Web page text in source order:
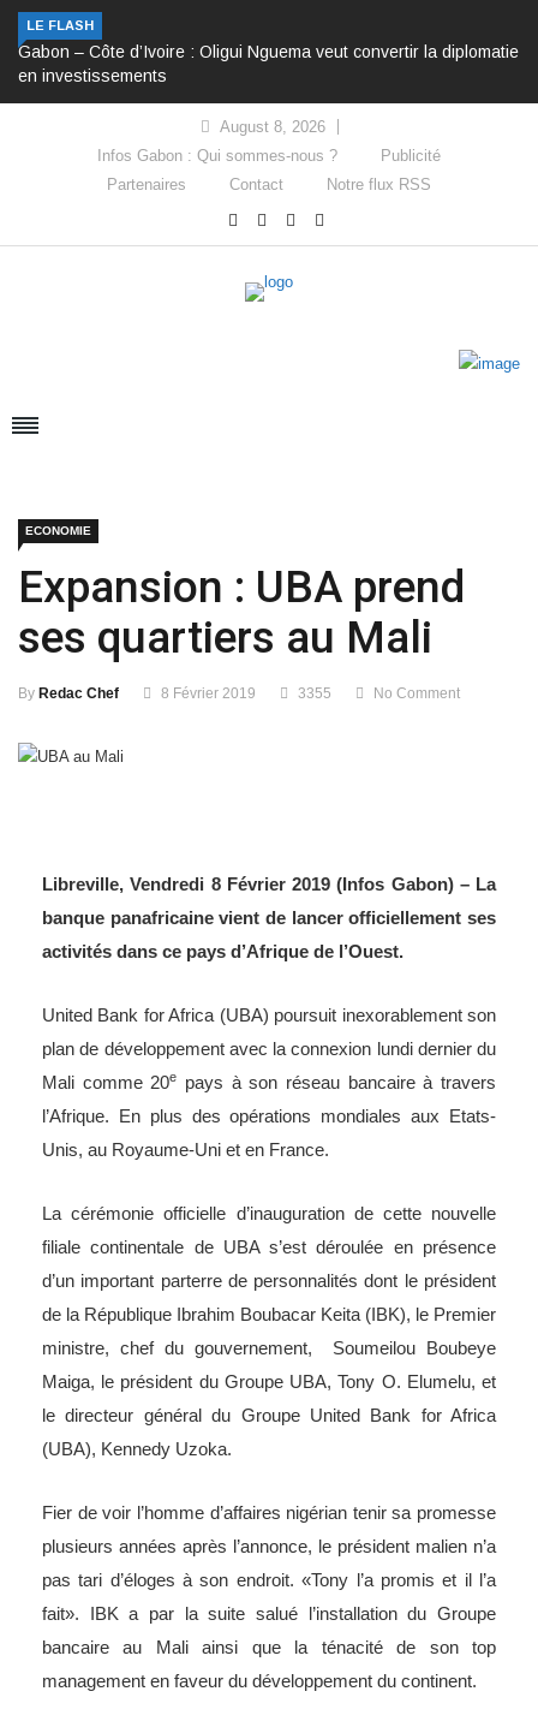
LE FLASH
Gabon – Côte d’Ivoire : Oligui Nguema veut convertir la diplomatie
en investissements
August 8, 2026
Infos Gabon : Qui sommes-nous ?
Publicité
Partenaires
Contact Notre flux RSS
ECONOMIE
Expansion : UBA prend
ses quartiers au Mali
By Redac Chef 8 Février 2019 3355 No Comment
Libreville, Vendredi 8 Février 2019 (Infos Gabon) – La
banque panafricaine vient de lancer officiellement ses
activités dans ce pays d’Afrique de l’Ouest.
United Bank for Africa (UBA) poursuit inexorablement son
plan de développement avec la connexion lundi dernier du
Mali comme 20e
pays à son réseau bancaire à travers
l’Afrique. En plus des opérations mondiales aux Etats-
Unis, au Royaume-Uni et en France.
La cérémonie officielle d’inauguration de cette nouvelle
filiale continentale de UBA s’est déroulée en présence
d’un important parterre de personnalités dont le président
de la République Ibrahim Boubacar Keita (IBK), le Premier
ministre, chef du gouvernement, Soumeilou Boubeye
Maiga, le président du Groupe UBA, Tony O. Elumelu, et
le directeur général du Groupe United Bank for Africa
(UBA), Kennedy Uzoka.
Fier de voir l’homme d’affaires nigérian tenir sa promesse
plusieurs années après l’annonce, le président malien n’a
pas tari d’éloges à son endroit. «Tony l’a promis et il l’a
fait». IBK a par la suite salué l’installation du Groupe
bancaire au Mali ainsi que la ténacité de son top
management en faveur du développement du continent.